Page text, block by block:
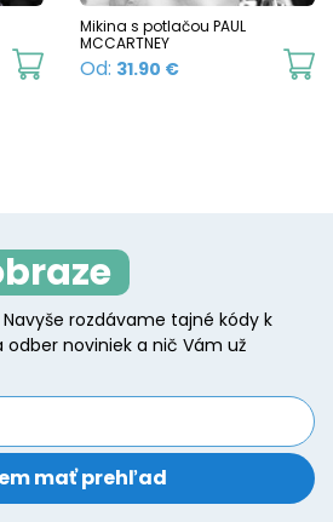
chosen
on
This
options
may
be
on
product
page
Mikina s potlačou PAUL
MCCARTNEY
Od: 31.90 €
rozdávame tajné kódy k
odber noviniek a nič Vám už